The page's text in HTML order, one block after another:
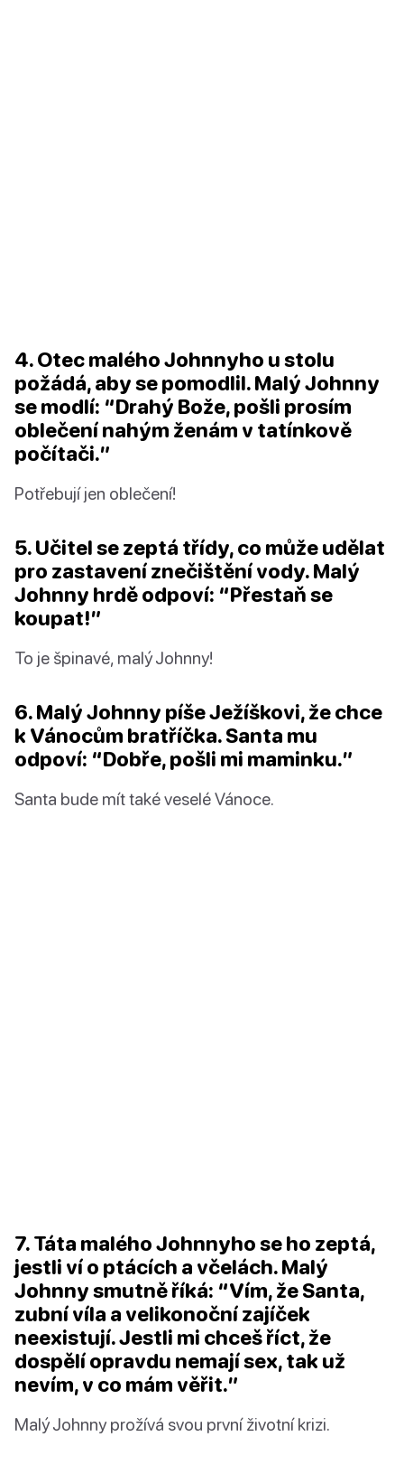
4. Otec malého Johnnyho u stolu
požádá, aby se pomodlil. Malý Johnny
se modlí: “Drahý Bože, pošli prosím
oblečení nahým ženám v tatínkově
počítači.”
Potřebují jen oblečení!
5. Učitel se zeptá třídy, co může udělat
pro zastavení znečištění vody. Malý
Johnny hrdě odpoví: “Přestaň se
koupat!”
To je špinavé, malý Johnny!
6. Malý Johnny píše Ježíškovi, že chce
k Vánocům bratříčka. Santa mu
odpoví: “Dobře, pošli mi maminku.”
Santa bude mít také veselé Vánoce.
7. Táta malého Johnnyho se ho zeptá,
jestli ví o ptácích a včelách. Malý
Johnny smutně říká: “Vím, že Santa,
zubní víla a velikonoční zajíček
neexistují. Jestli mi chceš říct, že
dospělí opravdu nemají sex, tak už
nevím, v co mám věřit.”
Malý Johnny prožívá svou první životní krizi.